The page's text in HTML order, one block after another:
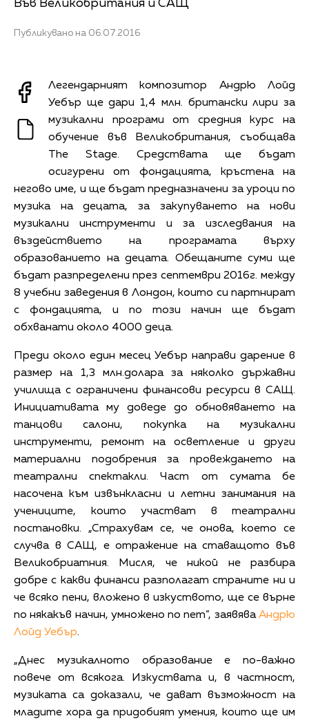
Във Великобритания и САЩ
Публикувано на 06.07.2016
Легендарният композитор Андрю Лойд
Уебър ще дари 1,4 млн. британски лири за
музикални програми от средния курс на
обучение във Великобритания, съобщава
The Stage. Средствата ще бъдат
осигурени от фондацията, кръстена на
негово име, и ще бъдат предназначени за уроци по
музика на децата, за закупуването на нови
музикални инструменти и за изследвания на
въздействието на програмата върху
образованието на децата. Обещаните суми ще
бъдат разпределени през септември 2016г. между
8 учебни заведения в Лондон, които си партнират
с фондацията, и по този начин ще бъдат
обхванати около 4000 деца.
Преди около един месец Уебър направи дарение в
размер на 1,3 млн.долара за няколко държавни
училища с ограничени финансови ресурси в САЩ.
Инициативата му доведе до обновяването на
танцови салони, покупка на музикални
инструменти, ремонт на осветление и други
материални подобрения за провеждането на
театрални спектакли. Част от сумата бе
насочена към извънкласни и летни занимания на
учениците, които участват в театрални
постановки. „Страхувам се, че онова, което се
случва в САЩ, е отражение на ставащото във
Великобриатния. Мисля, че никой не разбира
добре с какви финанси разполагат страните ни и
че всяко пени, вложено в изкуството, ще се върне
по някакъв начин, умножено по пет”, заявяваАндрю
Лойд Уебър.
„Днес музикалното образование е по-важно
повече от всякога. Изкуствата и, в частност,
музиката са доказали, че дават възможност на
младите хора да придобият умения, които ще им